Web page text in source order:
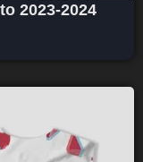
2023-2024